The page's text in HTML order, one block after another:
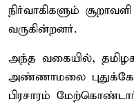
நிர்வாகிகளும் சூறாவளி
வருகின்றனர்.
அந்த வகையில்,
அண்ணாமலை
பிரசாரம்